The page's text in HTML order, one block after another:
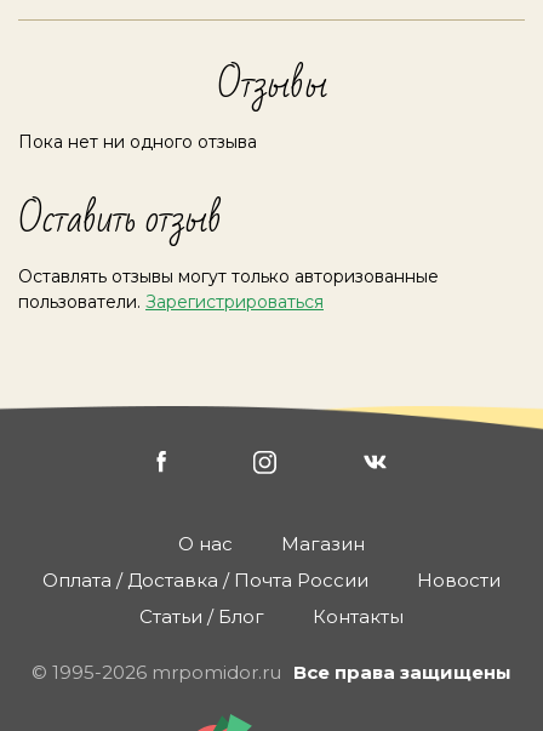
Отзывы
Пока нет ни одного отзыва
Оставить отзыв
Оставлять отзывы могут только авторизованные
пользователи. Зарегистрироваться
О нас
Магазин
Оплата / Доставка / Почта России
Новости
Статьи / Блог
Контакты
© 1995-2026 mrpomidor.ru Все права защищены